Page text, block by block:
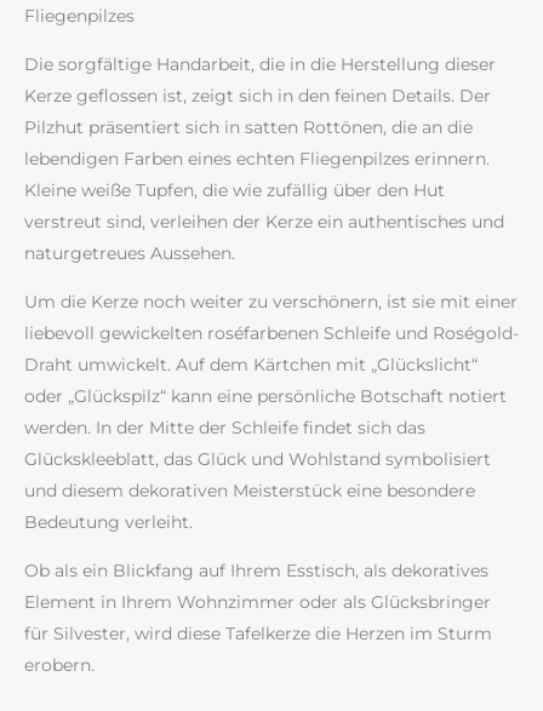
Fliegenpilzes
Die sorgfältige Handarbeit, die in die Herstellung dieser
Kerze geflossen ist, zeigt sich in den feinen Details. Der
Pilzhut präsentiert sich in satten Rottönen, die an die
lebendigen Farben eines echten Fliegenpilzes erinnern.
Kleine weiße Tupfen, die wie zufällig über den Hut
verstreut sind, verleihen der Kerze ein authentisches und
naturgetreues Aussehen.
Um die Kerze noch weiter zu verschönern, ist sie mit einer
liebevoll gewickelten roséfarbenen Schleife und Roségold-
Draht umwickelt. Auf dem Kärtchen mit „Glückslicht“
oder „Glückspilz“ kann eine persönliche Botschaft notiert
werden. In der Mitte der Schleife findet sich das
Glückskleeblatt, das Glück und Wohlstand symbolisiert
und diesem dekorativen Meisterstück eine besondere
Bedeutung verleiht.
Ob als ein Blickfang auf Ihrem Esstisch, als dekoratives
Element in Ihrem Wohnzimmer oder als Glücksbringer
für Silvester, wird diese Tafelkerze die Herzen im Sturm
erobern.